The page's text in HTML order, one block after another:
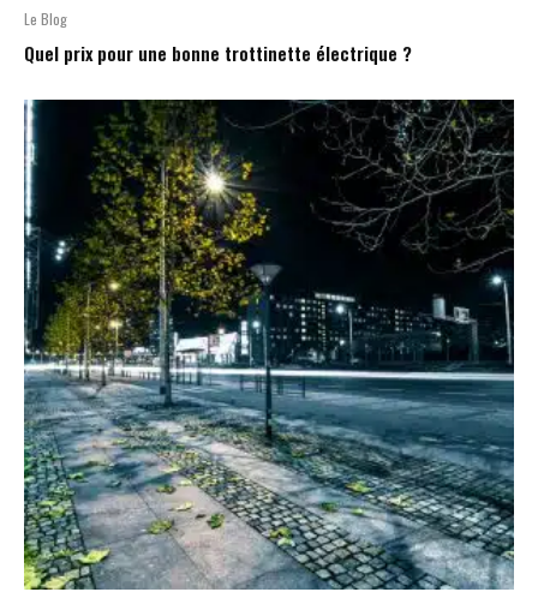
Le Blog
Quel prix pour une bonne trottinette électrique ?